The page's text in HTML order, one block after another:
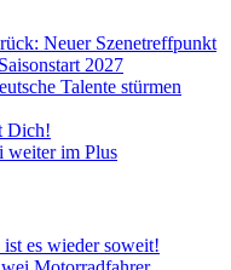
Neuer Szenetreffpunkt
2027
Talente stürmen
Dich!
weiter im Plus
es wieder soweit!